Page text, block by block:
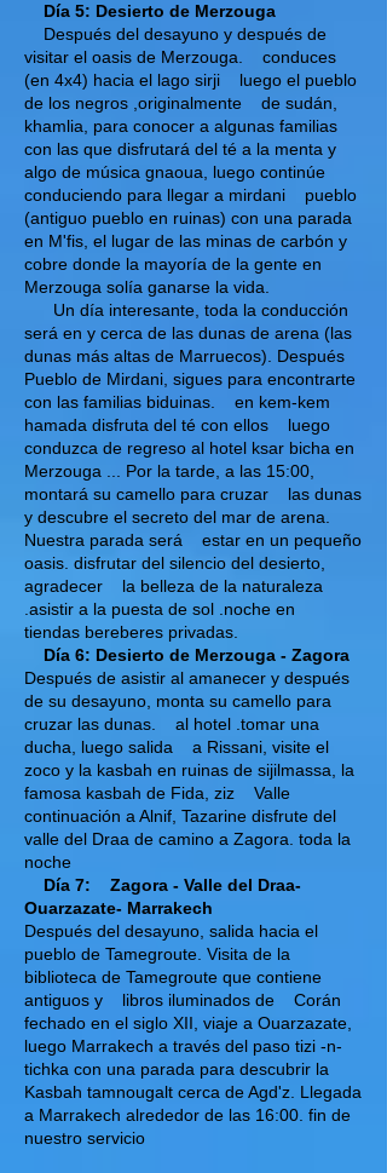
Día 5: Desierto de Merzouga
Después del desayuno y después de
visitar el oasis de Merzouga.
conduces
(en 4x4) hacia el lago sirji
luego el pueblo
de los negros ,originalmente
de sudán,
khamlia, para conocer a algunas familias
con las que disfrutará del té a la menta y
algo de música gnaoua, luego continúe
conduciendo para llegar a mirdani
pueblo
(antiguo pueblo en ruinas) con una parada
en M'fis, el lugar de las minas de carbón y
cobre donde la mayoría de la gente en
Merzouga solía ganarse la vida.
Un día interesante, toda la conducción
será en y cerca de las dunas de arena (las
dunas más altas de Marruecos). Después
Pueblo de Mirdani, sigues para encontrarte
con las familias biduinas.
en kem-kem
hamada disfruta del té con ellos
luego
conduzca de regreso al hotel ksar bicha en
Merzouga ... Por la tarde, a las 15:00,
montará su camello para cruzar
las dunas
y descubre el secreto del mar de arena.
Nuestra parada será
estar en un pequeño
oasis. disfrutar del silencio del desierto,
agradecer
la belleza de la naturaleza
.asistir a la puesta de sol .noche en
tiendas bereberes privadas.
Día 6: Desierto de Merzouga - Zagora
Después de asistir al amanecer y después
de su desayuno, monta su camello para
cruzar las dunas.
al hotel .tomar una
ducha, luego salida
a Rissani, visite el
zoco y la kasbah en ruinas de sijilmassa, la
famosa kasbah de Fida, ziz
Valle
continuación a Alnif, Tazarine disfrute del
valle del Draa de camino a Zagora. toda la
noche
Día 7:
Zagora - Valle del Draa-
Ouarzazate- Marrakech
Después del desayuno, salida hacia el
pueblo de Tamegroute. Visita de la
biblioteca de Tamegroute que contiene
antiguos y
libros iluminados de
Corán
fechado en el siglo XII, viaje a Ouarzazate,
luego Marrakech a través del paso tizi -n-
tichka con una parada para descubrir la
Kasbah tamnougalt cerca de Agd'z. Llegada
a Marrakech alrededor de las 16:00. fin de
nuestro servicio